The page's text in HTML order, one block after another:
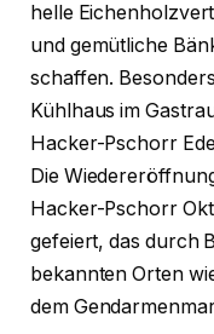
helle
und gemütliche
schaffen.
Kühlhaus im
Hacker-Pschorr
Die
Hacker-Pschorr
gefeiert, das durch
bekannten Orten
dem